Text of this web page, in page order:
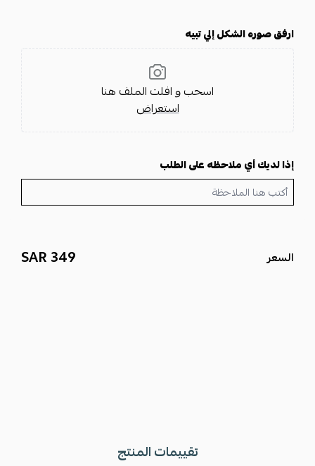
ارفق صوره الشكل إلي تبيه
اسحب و افلت الملف هنا
استعراض
إذا لديك أي ملاحظه على الطلب
السعر 349 SAR
تقييمات المنتج